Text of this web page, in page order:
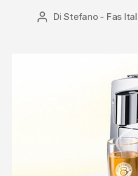
Autore
DiStefano - Fas